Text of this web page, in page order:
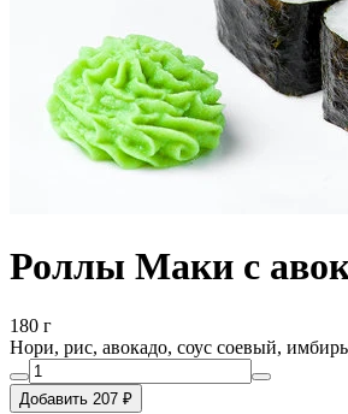
Роллы Маки с
180 г
Нори, рис, авокадо, соус соевый,
Добавить 207 ₽